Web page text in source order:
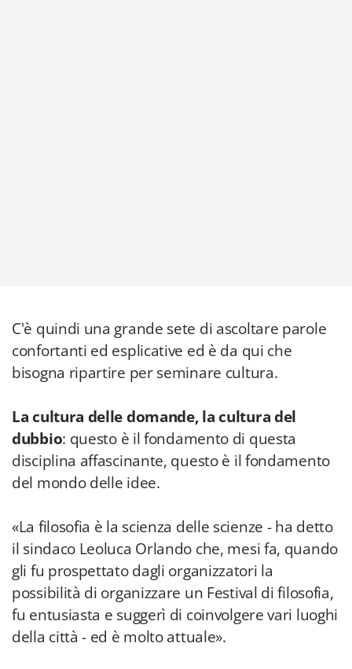
C'è quindi una grande sete di ascoltare parole
confortanti ed esplicative ed è da qui che
bisogna ripartire per seminare cultura.
La cultura delle domande, la cultura del
dubbio: questo è il fondamento di questa
disciplina affascinante, questo è il fondamento
del mondo delle idee.
«La filosofia è la scienza delle scienze - ha detto
il sindaco Leoluca Orlando che, mesi fa, quando
gli fu prospettato dagli organizzatori la
possibilità di organizzare un Festival di filosofia,
fu entusiasta e suggerì di coinvolgere vari luoghi
della città - ed è molto attuale».